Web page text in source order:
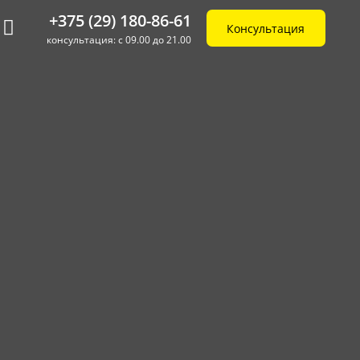
+375 (29) 180-86-61
консультация: с 09.00 до 21.00
Консультация